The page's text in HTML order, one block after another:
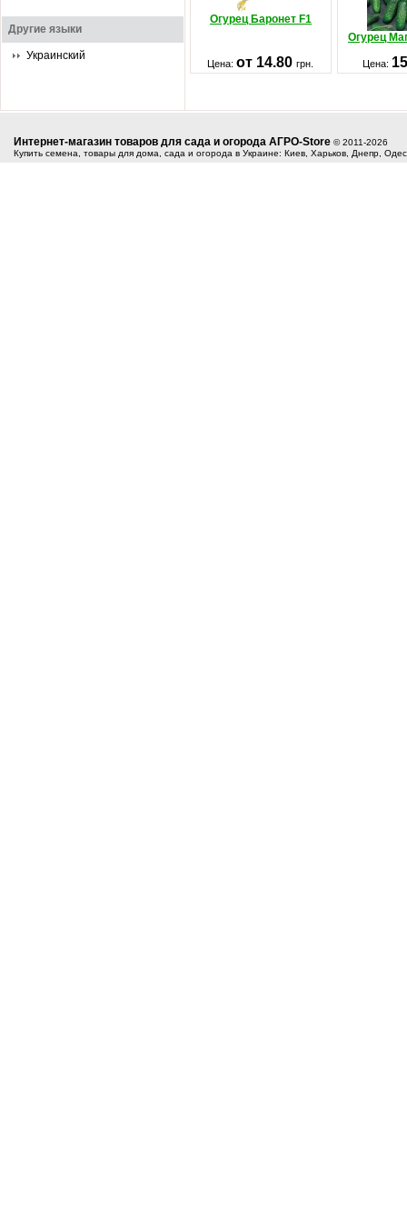
Другие языки
Украинский
Огурец Баронет F1
Огурец
Цена:от 14.80грн. Цена:
Интернет-магазин товаров для сада и огорода АГРО-Store © 2011-2026
Купить семена, товары для дома, сада и огорода в Украине: Киев, Харьков, Днепр,